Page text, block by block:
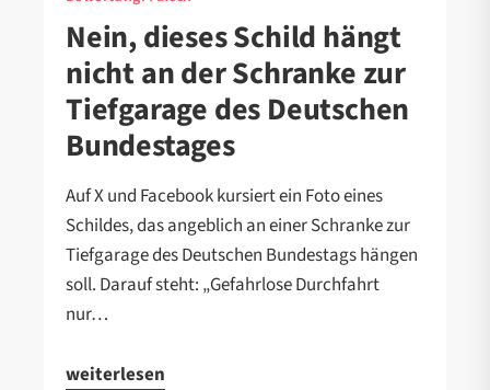
Nein, dieses Schild hängt
nicht an der Schranke zur
Tiefgarage des Deutschen
Bundestages
Auf X und Facebook kursiert ein Foto eines
Schildes, das angeblich an einer Schranke zur
Tiefgarage des Deutschen Bundestags hängen
soll. Darauf steht: „Gefahrlose Durchfahrt
nur…
weiterlesen